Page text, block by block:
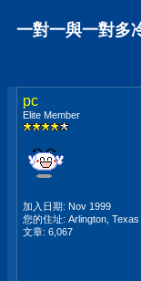
一對一與一對多
pc
Elite Member
加入日期: Nov 1999
您的住址: Arlington, Texas
文章: 6,067